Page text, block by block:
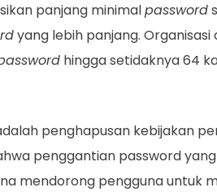
panjang minimalpassword
yang lebih panjang.
hingga setidaknya 64
penghapusan kebijakan
penggantian password
mendorong pengguna untuk